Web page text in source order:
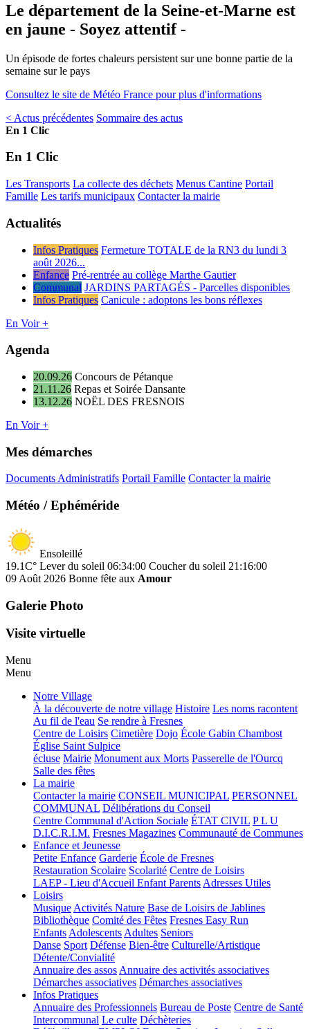
Le département de la Seine-et-Marne est
en jaune - Soyez attentif -
Un épisode de fortes chaleurs persistent sur une bonne partie de la
semaine sur le pays
Consultez le site de Météo France pour plus d'informations
< Actus précédentes Sommaire des actus
En 1 Clic
En 1 Clic
Les Transports La collecte des déchets Menus Cantine Portail
Famille Les tarifs municipaux Contacter la mairie
Actualités
Infos Pratiques Fermeture TOTALE de la RN3 du lundi 3
août 2026...
Enfance Pré-rentrée au collège Marthe Gautier
Communal JARDINS PARTAGÉS - Parcelles disponibles
Infos Pratiques Canicule : adoptons les bons réflexes
En Voir +
Agenda
20.09.26 Concours de Pétanque
21.11.26 Repas et Soirée Dansante
13.12.26 NOËL DES FRESNOIS
En Voir +
Mes démarches
Documents Administratifs Portail Famille Contacter la mairie
Météo / Ephéméride
Ensoleillé
19.1C° Lever du soleil 06:34:00 Coucher du soleil 21:16:00
09 Août 2026 Bonne fête aux Amour
Galerie Photo
Visite virtuelle
Menu
Menu
Notre Village
À la découverte de notre village Histoire Les noms racontent
Au fil de l'eau Se rendre à Fresnes
Centre de Loisirs Cimetière Dojo École Gabin Chambost
Église Saint Sulpice
écluse Mairie Monument aux Morts Passerelle de l'Ourcq
Salle des fêtes
La mairie
Contacter la mairie CONSEIL MUNICIPAL PERSONNEL
COMMUNAL Délibérations du Conseil
Centre Communal d'Action Sociale ÉTAT CIVIL P L U
D.I.C.R.I.M. Fresnes Magazines Communauté de Communes
Enfance et Jeunesse
Petite Enfance Garderie École de Fresnes
Restauration Scolaire Scolarité Centre de Loisirs
LAEP - Lieu d'Accueil Enfant Parents Adresses Utiles
Loisirs
Musique Activités Nature Base de Loisirs de Jablines
Bibliothèque Comité des Fêtes Fresnes Easy Run
Enfants Adolescents Adultes Seniors
Danse Sport Défense Bien-être Culturelle/Artistique
Détente/Convialité
Annuaire des assos Annuaire des activités associatives
Démarches associatives Démarches associatives
Infos Pratiques
Annuaire des Professionnels Bureau de Poste Centre de Santé
Intercommunal Le culte Déchèteries